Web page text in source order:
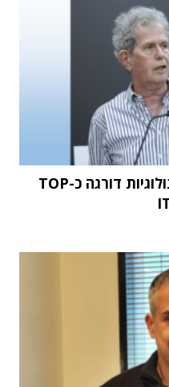
מחקר STKI השנתי: וואן טכנולוגיות דורגה כ-TOP